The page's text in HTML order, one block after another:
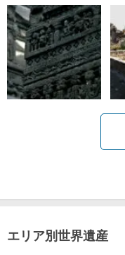
エリア別世界遺産